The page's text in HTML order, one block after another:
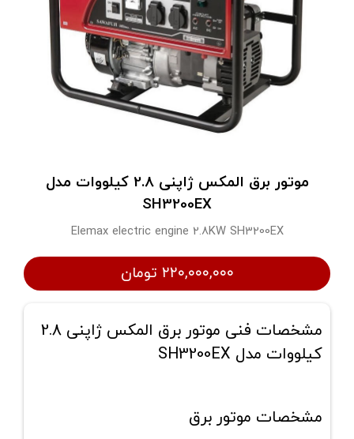
موتور برق المکس ژاپنی 2.8 کیلووات مدل
SH3200EX
Elemax electric engine 2.8KW SH3200EX
۲۲۰,۰۰۰,۰۰۰ تومان
مشخصات فنی موتور برق المکس ژاپنی 2.8
کیلووات مدل SH3200EX
مشخصات موتور برق